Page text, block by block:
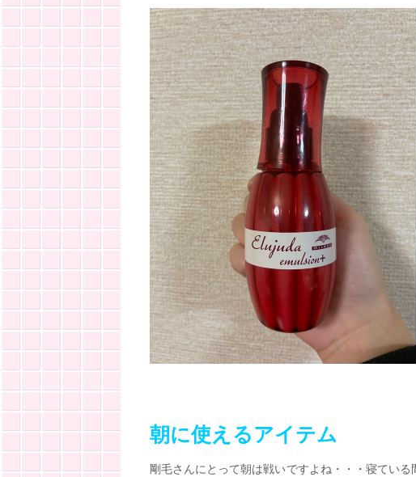
朝に使えるアイテム
剛毛さんにとって朝は戦いですよね・・・寝てい